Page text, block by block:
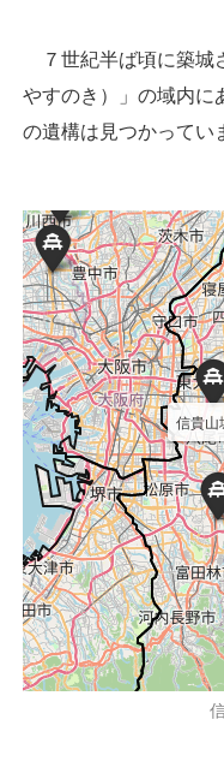
７世紀半ば頃に築城
やすのき）」の域内に
の遺構は見つかってい
信貴山